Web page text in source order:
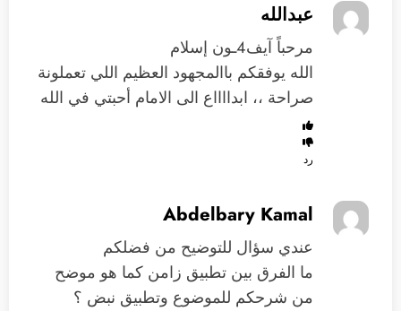
عبدالله
مرحباً آيف4ـون إسلام
الله يوفقكم باالمجهود العظيم اللي تعملونة
صراحة ،، ابدااااع الى الامام أحبتي في الله
رد
Abdelbary Kamal
عندي سؤال للتوضيح من فضلكم
ما الفرق بين تطبيق زامن كما هو موضح
من شرحكم للموضوع وتطبيق نبض ؟